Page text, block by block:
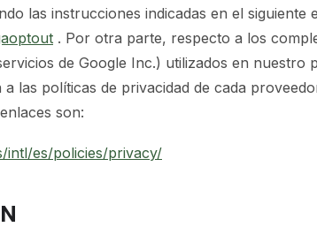
las instrucciones indicadas en el siguiente
. Por otra parte, respecto a los
de Google Inc.) utilizados en nuestro
las políticas de privacidad de cada
son:
intl/es/policies/privacy/